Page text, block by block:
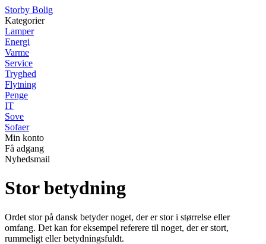
Storby Bolig
Kategorier
Lamper
Energi
Varme
Service
Tryghed
Flytning
Penge
IT
Sove
Sofaer
Min konto
Få adgang
Nyhedsmail
Stor betydning
Ordet stor på dansk betyder noget, der er stor i størrelse eller
omfang. Det kan for eksempel referere til noget, der er stort,
rummeligt eller betydningsfuldt.